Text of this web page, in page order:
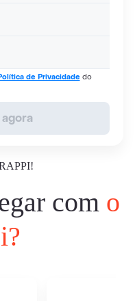
de Privacidade do
com o